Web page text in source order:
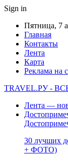
Sign in
Пятница, 7
Главная
Контакты
Лента
Карта
Реклама на
TRAVEL.РУ -
Лента —
30 лучших
+ ФОТО)